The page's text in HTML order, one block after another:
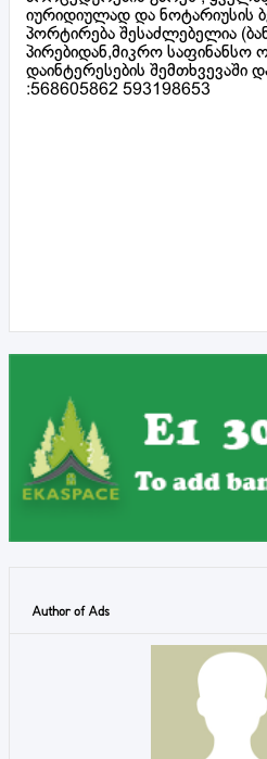
იურიდიულად და ნოტარიუსის
პორტირება შესაძლებელია
პირებიდან,მიკრო საფინანსო
დაინტერესების შემთხვევაში
:568605862 593198653
Author of Ads